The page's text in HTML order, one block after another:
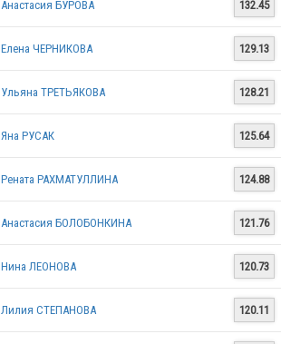
Анастасия БУРОВА 132.45
Елена ЧЕРНИКОВА 129.13
Ульяна ТРЕТЬЯКОВА 128.21
Яна РУСАК 125.64
Рената РАХМАТУЛЛИНА 124.88
Анастасия БОЛОБОНКИНА 121.76
Нина ЛЕОНОВА 120.73
Лилия СТЕПАНОВА 120.11